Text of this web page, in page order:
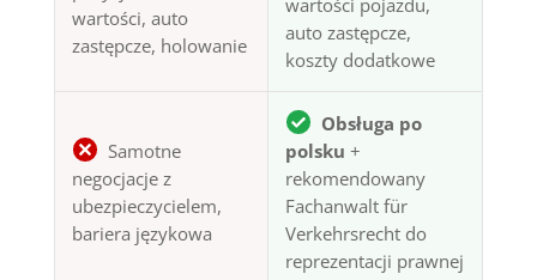
wartości, auto
zastępcze, holowanie
wartości pojazdu,
auto zastępcze,
koszty dodatkowe
Samotne
negocjacje z
ubezpieczycielem,
bariera językowa
Obsługa po
polsku +
rekomendowany
Fachanwalt für
Verkehrsrecht do
reprezentacji prawnej